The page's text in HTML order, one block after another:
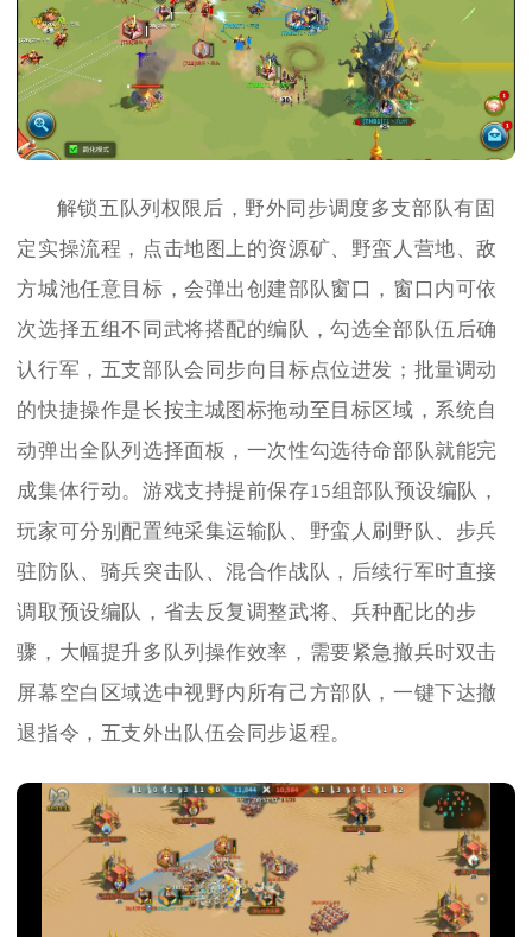
解锁五队列权限后，野外同步调度多支部队有固
定实操流程，点击地图上的资源矿、野蛮人营地、敌
方城池任意目标，会弹出创建部队窗口，窗口内可依
次选择五组不同武将搭配的编队，勾选全部队伍后确
认行军，五支部队会同步向目标点位进发；批量调动
的快捷操作是长按主城图标拖动至目标区域，系统自
动弹出全队列选择面板，一次性勾选待命部队就能完
成集体行动。游戏支持提前保存15组部队预设编队，
玩家可分别配置纯采集运输队、野蛮人刷野队、步兵
驻防队、骑兵突击队、混合作战队，后续行军时直接
调取预设编队，省去反复调整武将、兵种配比的步
骤，大幅提升多队列操作效率，需要紧急撤兵时双击
屏幕空白区域选中视野内所有己方部队，一键下达撤
退指令，五支外出队伍会同步返程。